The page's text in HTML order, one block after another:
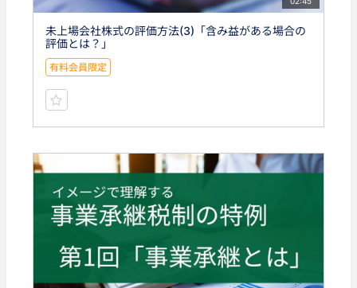
未上場会社株式の評価方法(3)「含み益がある場合の
評価とは？」
有料会員限定